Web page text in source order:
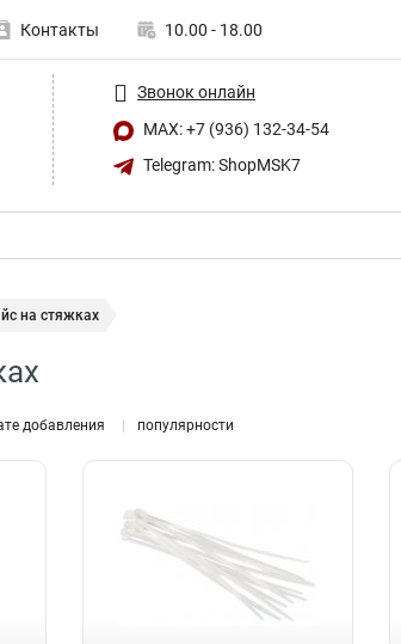
Контакты 10.00 - 18.00
Звонок онлайн
MAX: +7 (936) 132-34-54
Telegram: ShopMSK7
на стяжках
добавления популярности